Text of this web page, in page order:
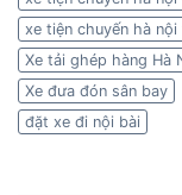
xe tiện chuyến hà
Xe tải ghép hàng Hà
Xe đưa đón sân bay
đặt xe đi nội bài